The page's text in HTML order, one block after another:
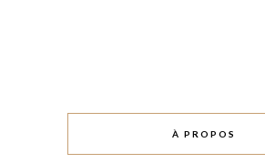
À PROPOS